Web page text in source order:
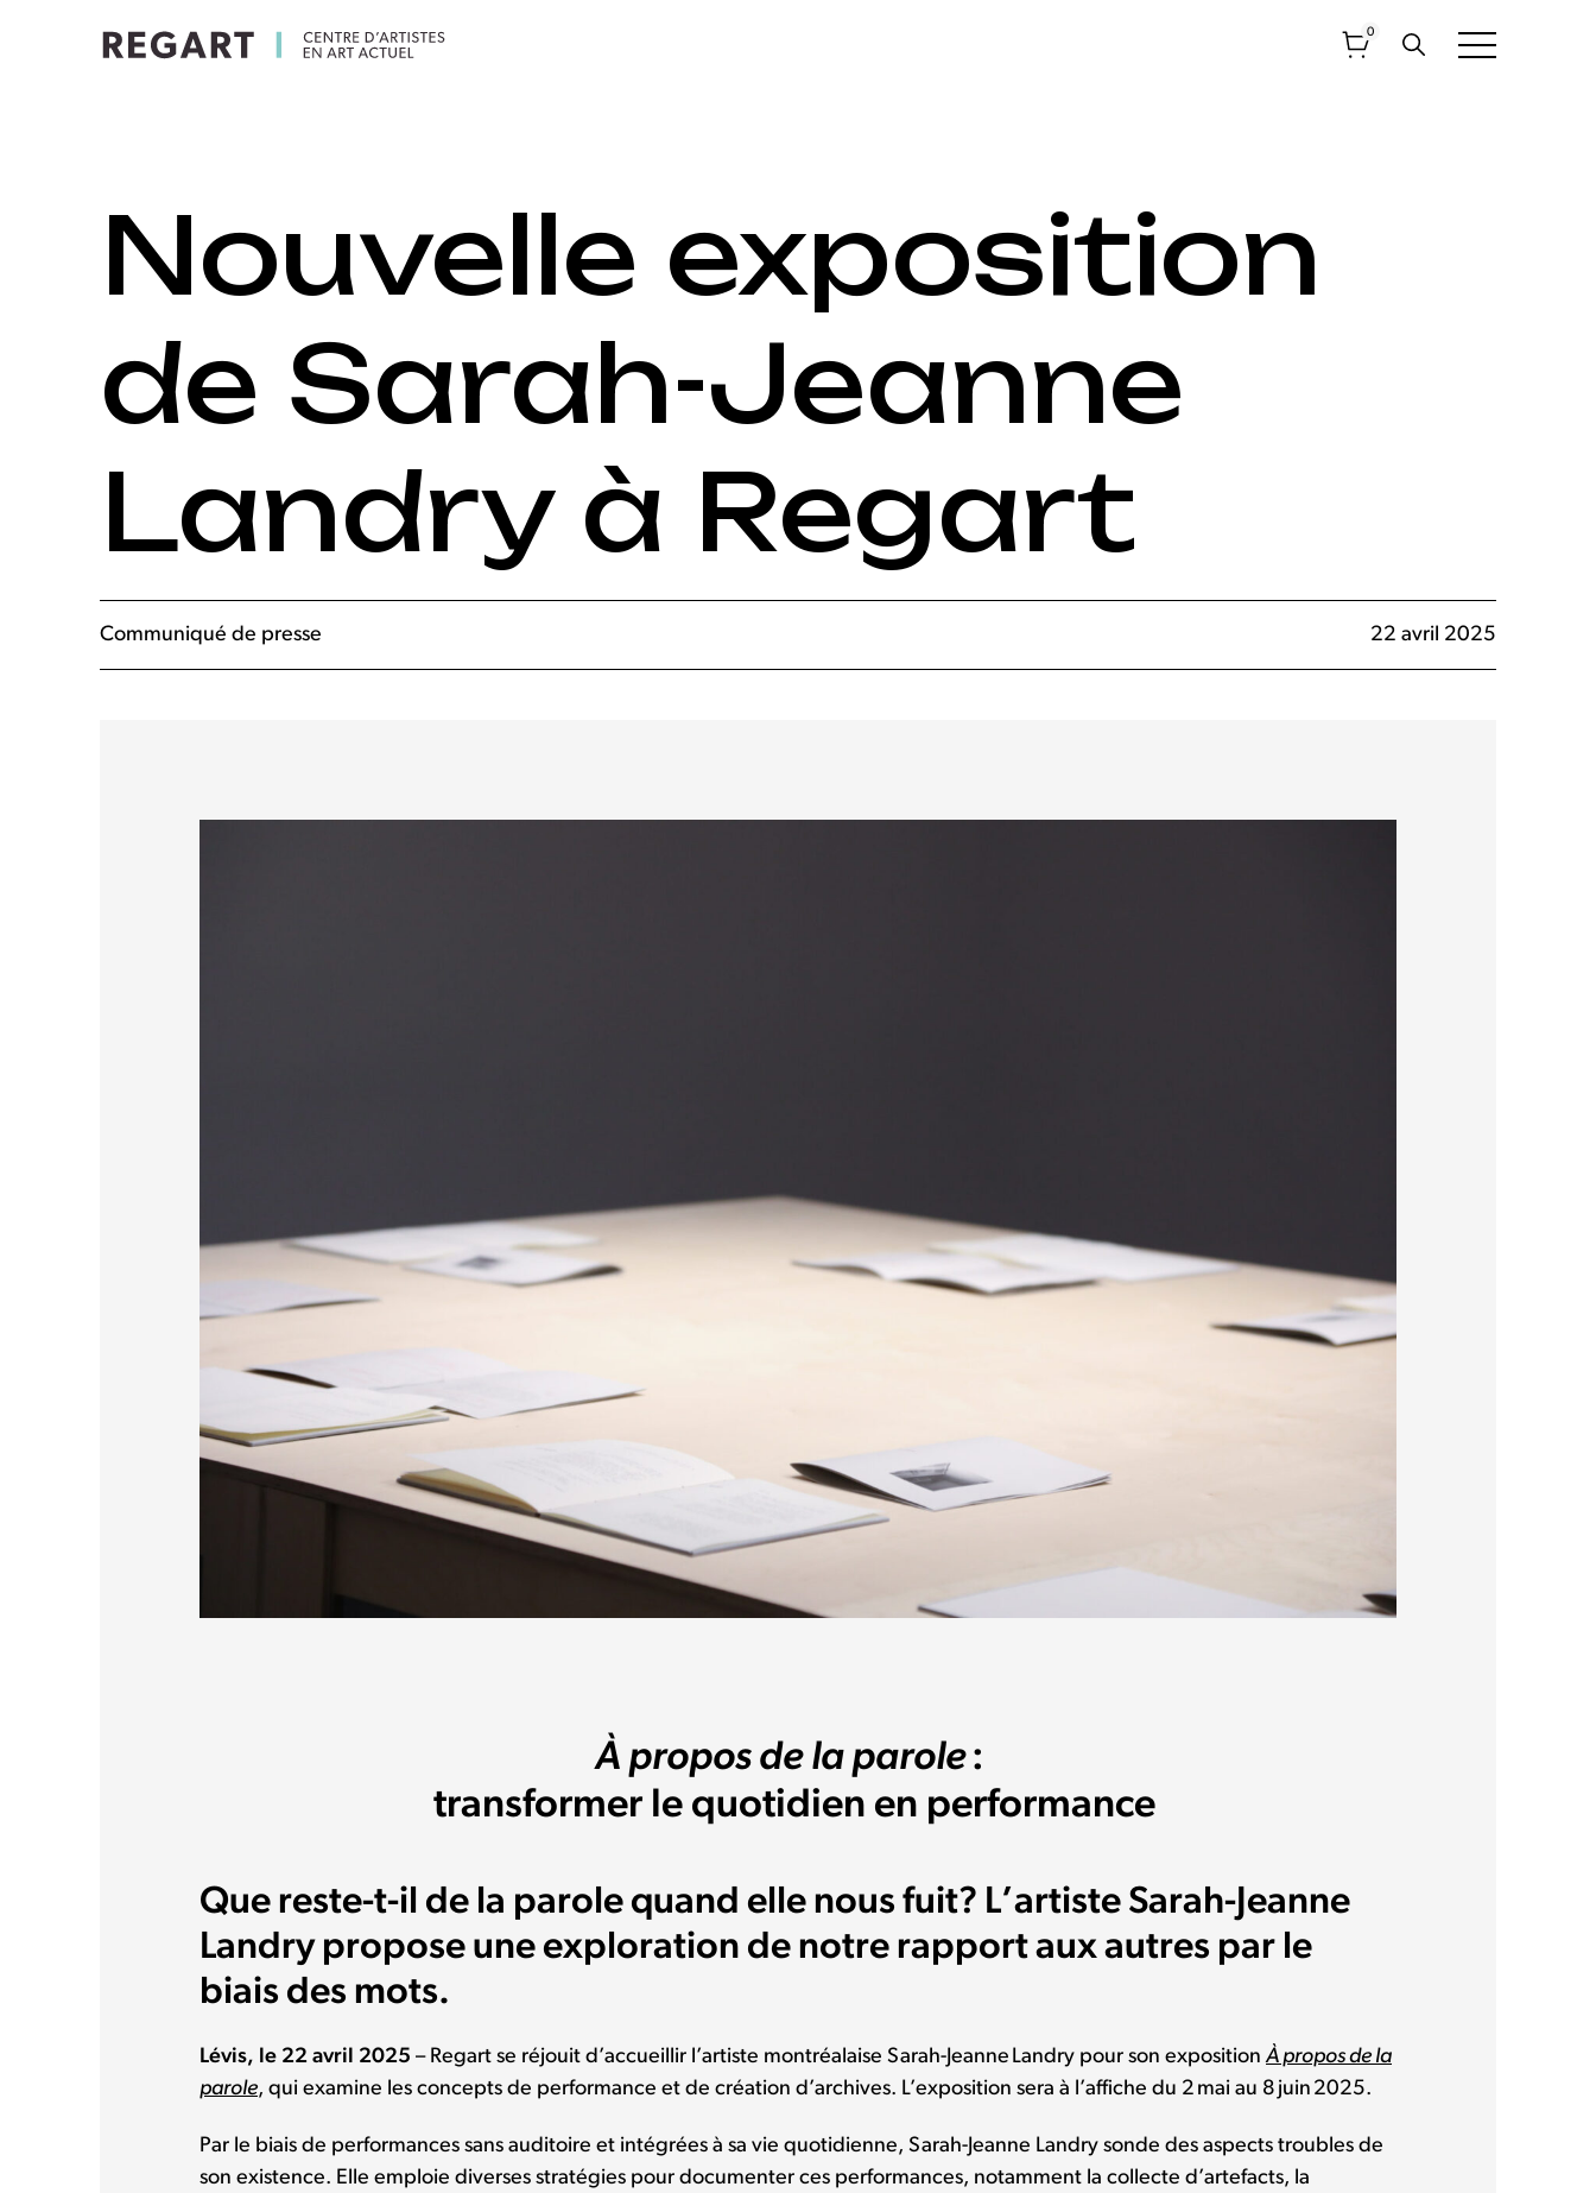
0
Nouvelle exposition
de Sarah-Jeanne
Landry à Regart
Communiqué de presse 22 avril 2025
À propos de la parole:
transformer le quotidien en performance
Que reste-t-il de la parole quand elle nous fuit? L’artiste Sarah-Jeanne
Landry propose une exploration de notre rapport aux autres par le
biais des mots.
Lévis, le 22 avril 2025 – Regart se réjouit d’accueillir l’artiste montréalaise Sarah-Jeanne Landry pour son expositionÀ propos de la
parole, qui examine les concepts de performance et de création d’archives. L’exposition sera à l’affiche du 2 mai au 8 juin 2025.
Par le biais de performances sans auditoire et intégrées à sa vie quotidienne, Sarah-Jeanne Landry sonde des aspects troubles de
son existence. Elle emploie diverses stratégies pour documenter ces performances, notamment la collecte d’artefacts, la